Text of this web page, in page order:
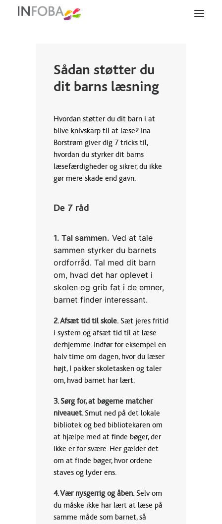
Sådan støtter du
dit barns læsning
Hvordan støtter du dit barn i at
blive knivskarp til at læse? Ina
Borstrøm giver dig 7 tricks til,
hvordan du styrker dit barns
læsefærdigheder og sikrer, du ikke
gør mere skade end gavn.
De 7 råd
1. Tal sammen. Ved at tale
sammen styrker du barnets
ordforråd. Tal med dit barn
om, hvad det har oplevet i
skolen og grib fat i de emner,
barnet finder interessant.
2. Afsæt tid til skole.Sæt jeres fritid
i system og afsæt tid til at læse
derhjemme. Indfør for eksempel en
halv time om dagen, hvor du læser
højt, I pakker skoletasken og taler
om, hvad barnet har lært.
3. Sørg for, at bøgerne matcher
niveauet.Smut ned på det lokale
bibliotek og bed bibliotekaren om
at hjælpe med at finde bøger, der
ikke er for svære. Her gælder det
om at finde bøger, hvor ordene
staves og lyder ens.
4. Vær nysgerrig og åben. Selv om
du måske ikke har lært at læse på
samme måde som barnet, så